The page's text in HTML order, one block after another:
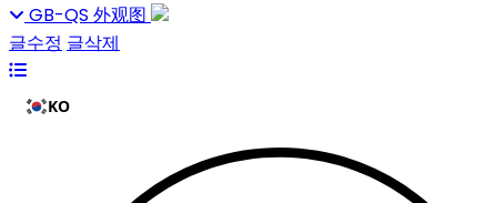
GB-QS 外观图
글수정 글삭제
KO